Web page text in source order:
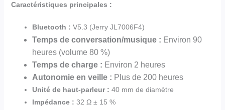
Caractéristiques principales :
Bluetooth : V5.3 (Jerry JL7006F4)
Temps de conversation/musique : Environ 90
heures (volume 80 %)
Temps de charge : Environ 2 heures
Autonomie en veille : Plus de 200 heures
Unité de haut-parleur : 40 mm de diamètre
Impédance : 32 Ω ± 15 %